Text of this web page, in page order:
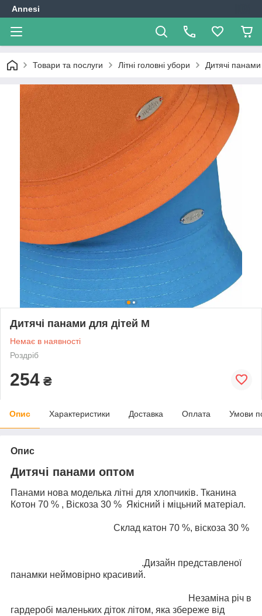
Annesi
Товари та послуги Літні головні убори Дитячі
Дитячі панами для дітей М
Немає в наявності
Роздріб
254 ₴
Опис Характеристики Доставка Оплата Умови
Опис
Дитячі панами оптом
Панами нова моделька літні для хлопчиків. Тканина
Котон 70 % , Віскоза 30 % Якісний і міцьний матеріал.
Склад катон 70 %, віскоза 30 %
.Дизайн представленої
панамки неймовірно красивий.
Незаміна річ в
гардеробі маленьких діток літом, яка збереже від